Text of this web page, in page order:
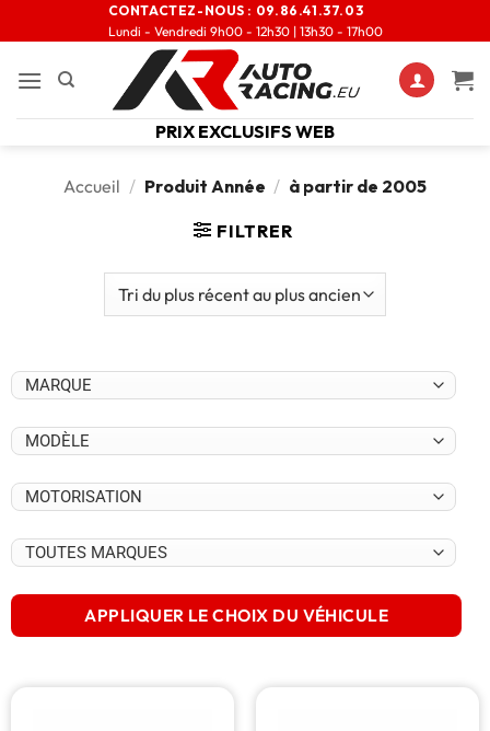
CONTACTEZ-NOUS : 09.86.41.37.03
Lundi - Vendredi 9h00 - 12h30 | 13h30 - 17h00
PRIX EXCLUSIFS WEB
Accueil / Produit Année / à partir de 2005
FILTRER
APPLIQUER LE CHOIX DU VÉHICULE